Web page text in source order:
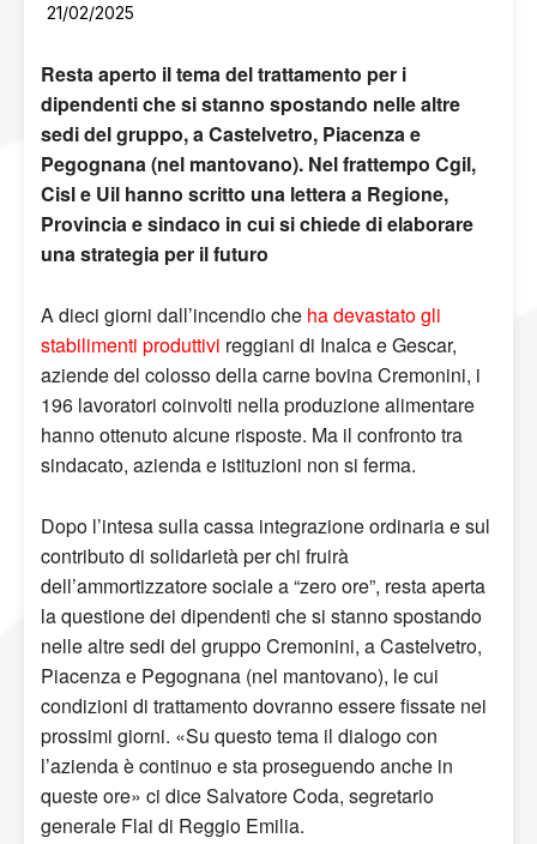
21/02/2025
Resta aperto il tema del trattamento per i
dipendenti che si stanno spostando nelle altre
sedi del gruppo, a Castelvetro, Piacenza e
Pegognana (nel mantovano). Nel frattempo Cgil,
Cisl e Uil hanno scritto una lettera a Regione,
Provincia e sindaco in cui si chiede di elaborare
una strategia per il futuro
A dieci giorni dall’incendio che ha devastato gli
stabilimenti produttivi reggiani di Inalca e Gescar,
aziende del colosso della carne bovina Cremonini, i
196 lavoratori coinvolti nella produzione alimentare
hanno ottenuto alcune risposte. Ma il confronto tra
sindacato, azienda e istituzioni non si ferma.
Dopo l’intesa sulla cassa integrazione ordinaria e sul
contributo di solidarietà per chi fruirà
dell’ammortizzatore sociale a “zero ore”, resta aperta
la questione dei dipendenti che si stanno spostando
nelle altre sedi del gruppo Cremonini, a Castelvetro,
Piacenza e Pegognana (nel mantovano), le cui
condizioni di trattamento dovranno essere fissate nei
prossimi giorni. «Su questo tema il dialogo con
l’azienda è continuo e sta proseguendo anche in
queste ore» ci dice Salvatore Coda, segretario
generale Flai di Reggio Emilia.